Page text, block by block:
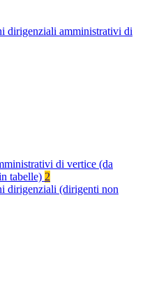
dirigenziali amministrativi di
di vertice (da
tabelle) 2
dirigenziali (dirigenti non